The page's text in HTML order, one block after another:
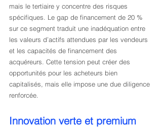
mais le tertiaire y concentre des risques
spécifiques. Le gap de financement de 20 %
sur ce segment traduit une inadéquation entre
les valeurs d’actifs attendues par les vendeurs
et les capacités de financement des
acquéreurs. Cette tension peut créer des
opportunités pour les acheteurs bien
capitalisés, mais elle impose une due diligence
renforcée.
Innovation verte et premium